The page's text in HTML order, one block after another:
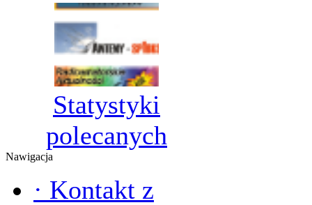
Statystyki
polecanych
Nawigacja
· Kontakt z